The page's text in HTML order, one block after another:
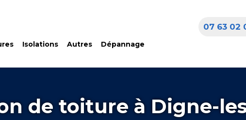
Isolations Autres Dépannage
07 63 02
de toiture à Digne-